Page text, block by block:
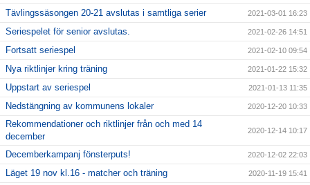
Tävlingssäsongen 20-21 avslutas i samtliga serier 2021-03-01 16:23
Seriespelet för senior avslutas. 2021-02-26 14:51
Fortsatt seriespel 2021-02-10 09:54
Nya riktlinjer kring träning 2021-01-22 15:32
Uppstart av seriespel 2021-01-13 11:35
Nedstängning av kommunens lokaler 2020-12-20 10:33
Rekommendationer och riktlinjer från och med 14
december
2020-12-14 10:17
Decemberkampanj fönsterputs! 2020-12-02 22:03
Läget 19 nov kl.16 - matcher och träning 2020-11-19 15:41